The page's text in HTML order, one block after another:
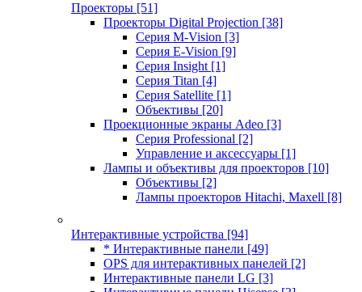
Проекторы [51]
Проекторы Digital Projection [38]
Серия M-Vision [3]
Серия E-Vision [9]
Серия Insight [1]
Серия Titan [4]
Серия Satellite [1]
Объективы [20]
Проекционные экраны Adeo [3]
Серия Professional [2]
Управление и аксессуары [1]
Лампы и объективы для проекторов [10]
Объективы [2]
Лампы проекторов Hitachi, Maxell [8]
Интерактивные устройства [94]
* Интерактивные панели [49]
OPS для интерактивных панелей [2]
Интерактивные панели LG [3]